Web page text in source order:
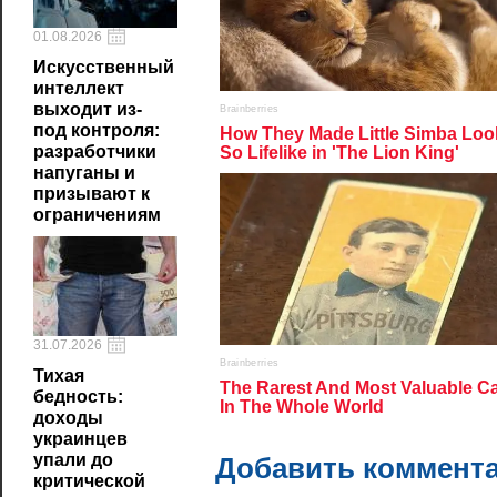
01.08.2026
Искусственный
интеллект
выходит из-
под контроля:
разработчики
напуганы и
призывают к
ограничениям
31.07.2026
Тихая
бедность:
доходы
украинцев
упали до
критической
Добавить